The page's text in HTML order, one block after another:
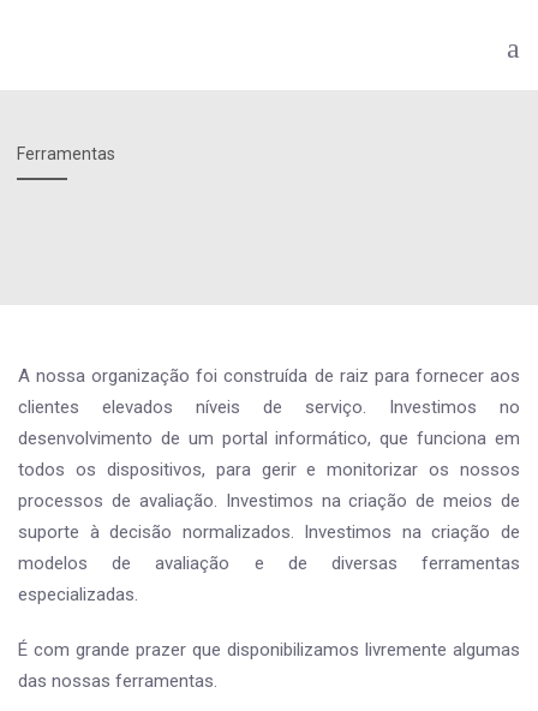
Ferramentas
A nossa organização foi construída de raiz para fornecer aos
clientes elevados níveis de serviço. Investimos no
desenvolvimento de um portal informático, que funciona em
todos os dispositivos, para gerir e monitorizar os nossos
processos de avaliação. Investimos na criação de meios de
suporte à decisão normalizados. Investimos na criação de
modelos de avaliação e de diversas ferramentas
especializadas.
É com grande prazer que disponibilizamos livremente algumas
das nossas ferramentas.